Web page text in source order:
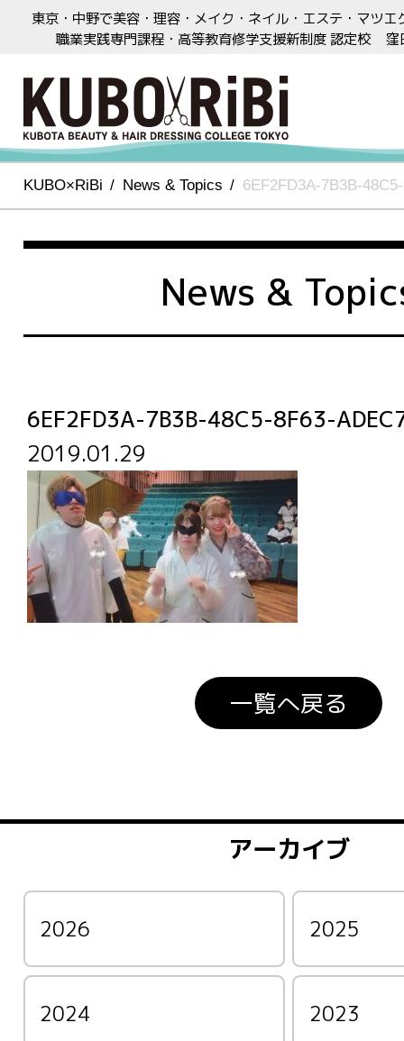
東京・中野で美容・理容・メイク・ネイル・エステ・マツエ
職業実践専門課程・高等教育修学支援新制度 認定校
窪
KUBO×RiBi News & Topics 6EF2FD3A-7B3B-
News &
6EF2FD3A-7B3B-48C5-8F63-
2019.01.29
一覧へ戻る
アーカイブ
2026 2025
2024 2023